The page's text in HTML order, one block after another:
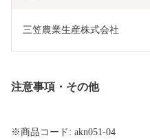
三笠農業生産株式会社
注意事項・その他
※商品コード: akn051-04